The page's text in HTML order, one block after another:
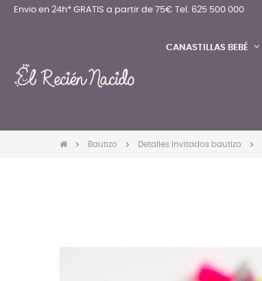
Envio en 24h* GRATIS a partir de 75€ Tel. 625 500 000
CANASTILLAS BEBÉ
Bautizo Detalles invitados bautizo